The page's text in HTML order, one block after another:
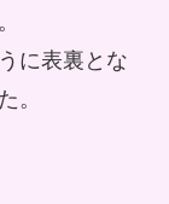
に表裏とな
。